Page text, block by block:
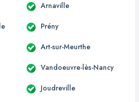
Arnaville
Prény
Art-sur-Meurthe
Vandoeuvre-lès-Nancy
Joudreville